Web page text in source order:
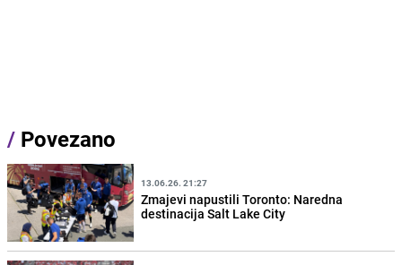
/ Povezano
13.06.26. 21:27
Zmajevi napustili Toronto: Naredna
destinacija Salt Lake City